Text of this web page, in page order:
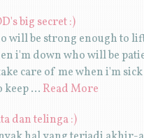
big secret :)
will be strong enough to
i'm down who will be
care of me when i'm
keep … Read More
dan telinga :)